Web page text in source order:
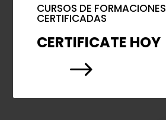
CURSOS DE FORMACIONES
CERTIFICADAS
CERTIFICATE HOY
$